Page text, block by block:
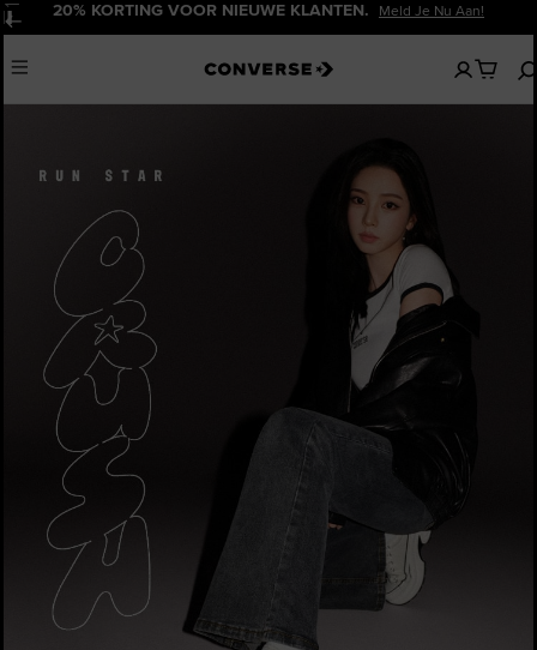
Pauzeren20% KORTING VOOR NIEUWE KLANTEN. Meld Je Nu Aan!
Menu
Geen
artikelen
in